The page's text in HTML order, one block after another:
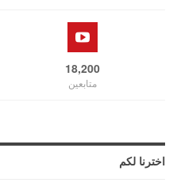
18,200
متابعين
اخترنا لكم